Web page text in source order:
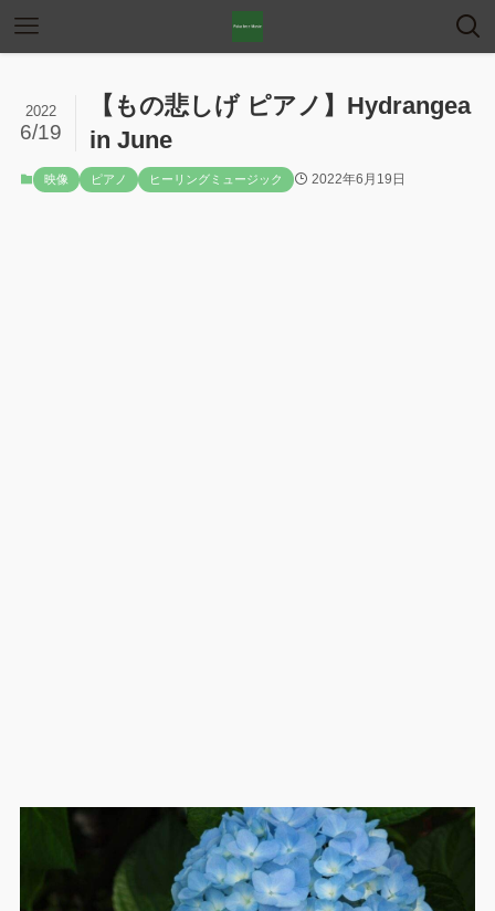
【もの悲しげ ピアノ】Hydrangea
in June
2022
6/19
映像 ピアノ ヒーリングミュージック 2022年6月19日